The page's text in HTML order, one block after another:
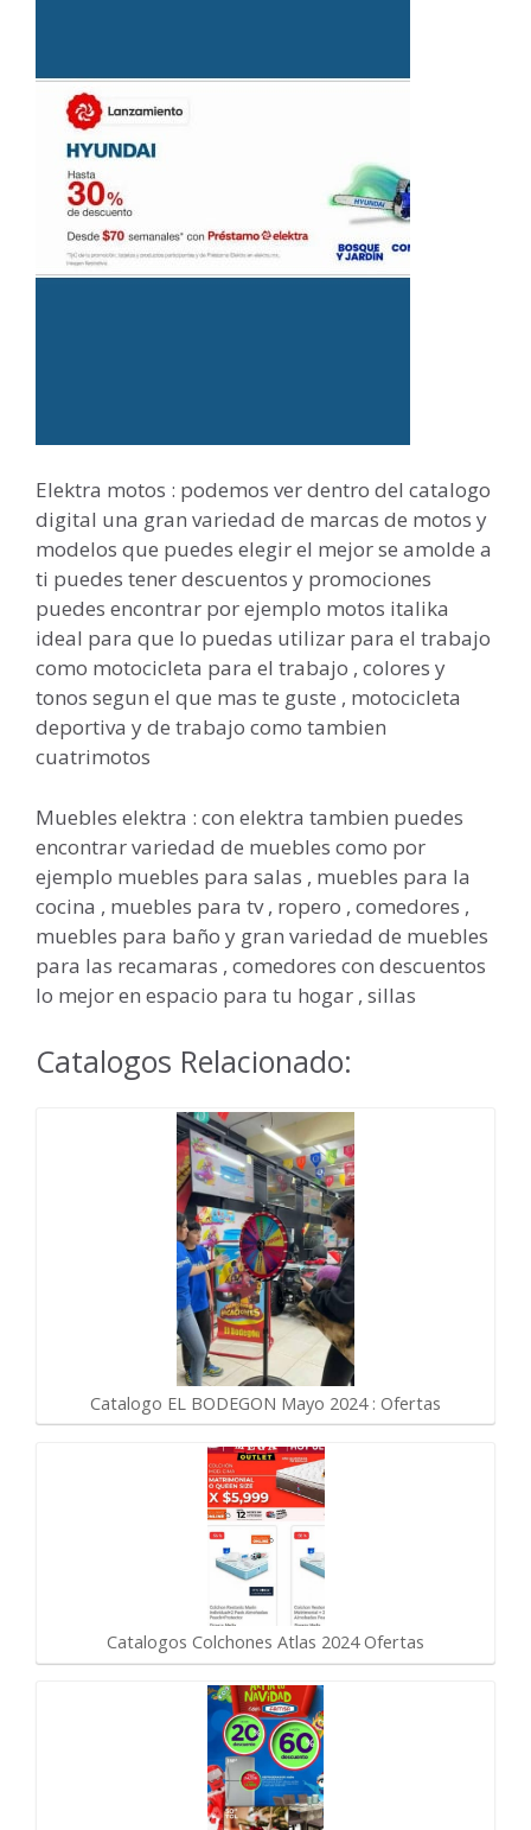
Elektra motos : podemos ver dentro del catalogo
digital una gran variedad de marcas de motos y
modelos que puedes elegir el mejor se amolde a
ti puedes tener descuentos y promociones
puedes encontrar por ejemplo motos italika
ideal para que lo puedas utilizar para el trabajo
como motocicleta para el trabajo , colores y
tonos segun el que mas te guste , motocicleta
deportiva y de trabajo como tambien
cuatrimotos
Muebles elektra : con elektra tambien puedes
encontrar variedad de muebles como por
ejemplo muebles para salas , muebles para la
cocina , muebles para tv , ropero , comedores ,
muebles para baño y gran variedad de muebles
para las recamaras , comedores con descuentos
lo mejor en espacio para tu hogar , sillas
Catalogos Relacionado:
Catalogo EL BODEGON Mayo 2024 : Ofertas
Catalogos Colchones Atlas 2024 Ofertas